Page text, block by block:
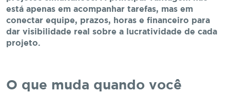
está apenas em acompanhar tarefas, mas em
conectar equipe, prazos, horas e financeiro para
dar visibilidade real sobre a lucratividade de cada
projeto.
O que muda quando você